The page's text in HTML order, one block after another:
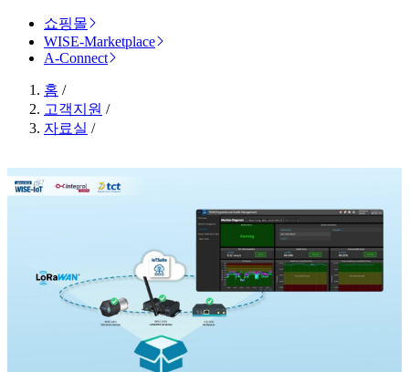
쇼핑몰
WISE-Marketplace
A-Connect
홈 /
고객지원 /
자료실 /